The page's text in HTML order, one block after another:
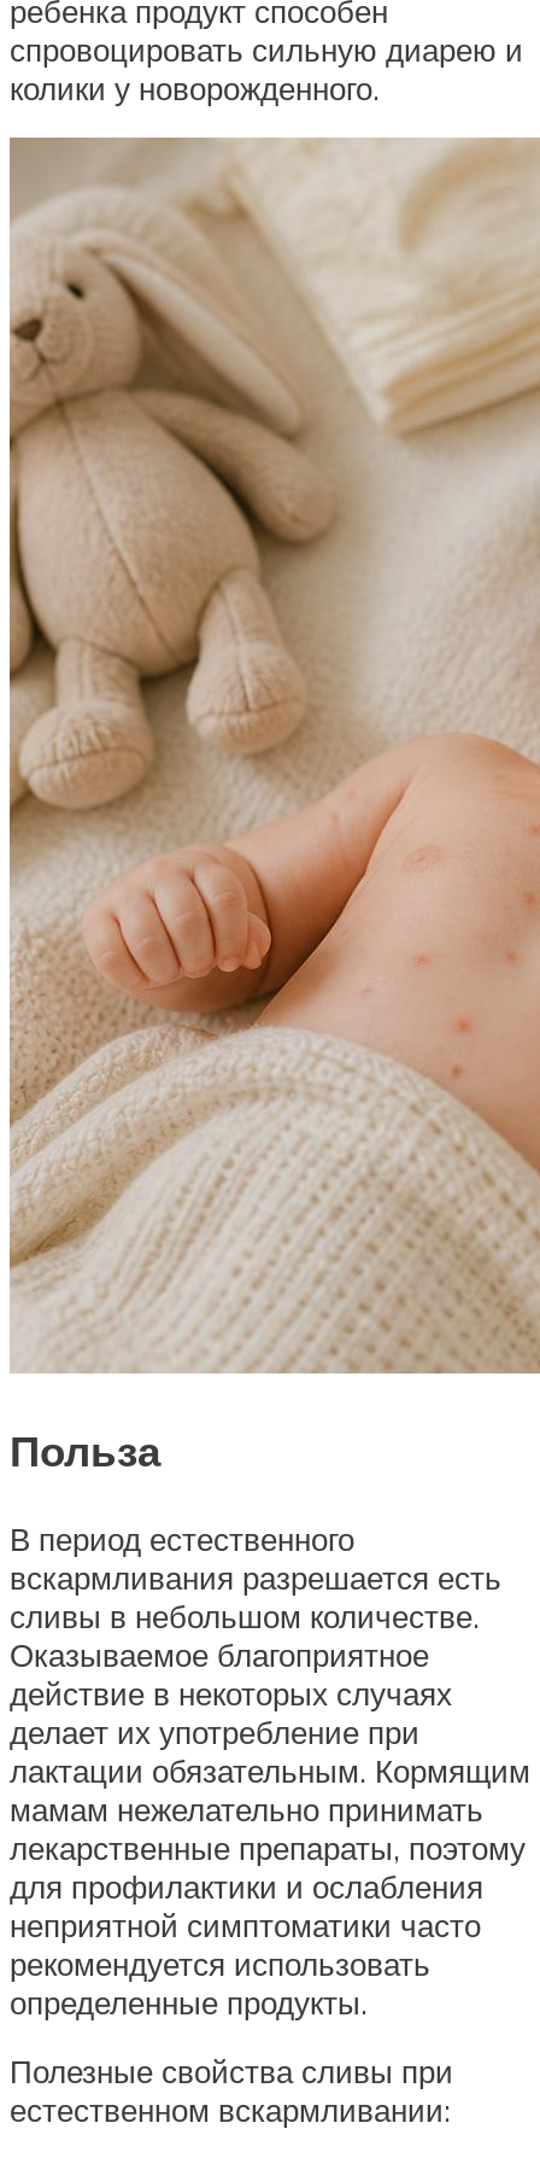
ребенка продукт способен
спровоцировать сильную диарею и
колики у новорожденного.
Польза
В период естественного
вскармливания разрешается есть
сливы в небольшом количестве.
Оказываемое благоприятное
действие в некоторых случаях
делает их употребление при
лактации обязательным. Кормящим
мамам нежелательно принимать
лекарственные препараты, поэтому
для профилактики и ослабления
неприятной симптоматики часто
рекомендуется использовать
определенные продукты.
Полезные свойства сливы при
естественном вскармливании: